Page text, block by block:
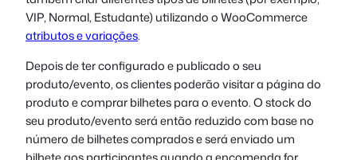
VIP, Normal, Estudante) utilizando o WooCommerce
atributos e variações.
Depois de ter configurado e publicado o seu
produto/evento, os clientes poderão visitar a página do
produto e comprar bilhetes para o evento. O stock do
seu produto/evento será então reduzido com base no
número de bilhetes comprados e será enviado um